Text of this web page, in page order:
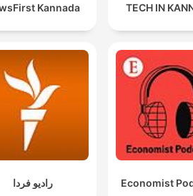
Kannada TECH IN
رادیو فردا Economist